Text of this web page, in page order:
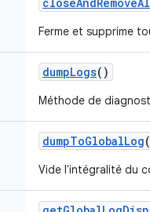
Ferme et supprime
dumpLogs()
Méthode de
dumpToGlobalLog(
Vide l'intégralité du